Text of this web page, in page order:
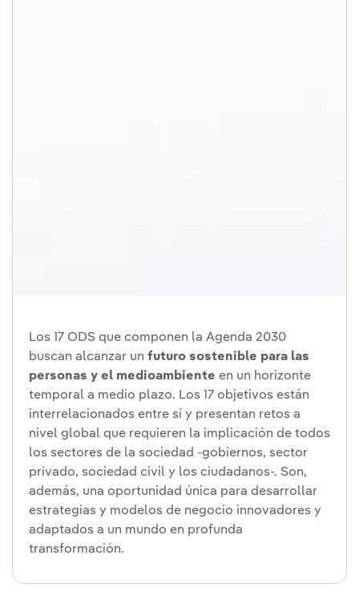
Los 17 ODS que componen la Agenda 2030
buscan alcanzar un futuro sostenible para las
personas y el medioambiente en un horizonte
temporal a medio plazo. Los 17 objetivos están
interrelacionados entre sí y presentan retos a
nivel global que requieren la implicación de todos
los sectores de la sociedad -gobiernos, sector
privado, sociedad civil y los ciudadanos-. Son,
además, una oportunidad única para desarrollar
estrategias y modelos de negocio innovadores y
adaptados a un mundo en profunda
transformación.